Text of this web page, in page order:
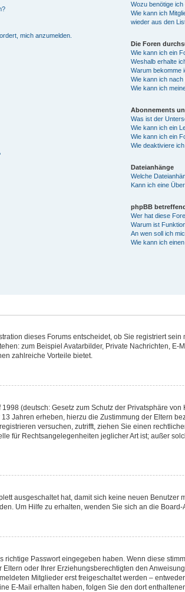
mich anzumelden.
Wozu benötige
Wie kann ich
wieder aus den
Die Foren
Wie kann ich ein
Weshalb erhalte
Warum bekomme
Wie kann ich
Wie kann ich
Abonnements
Was ist der
Wie kann ich ein
Wie kann ich ein
Wie deaktiviere
Dateianhänge
Welche
Kann ich eine
phpBB
Wer hat diese
Warum ist
An wen soll ich
Wie kann ich
dieses Forums entscheidet, ob Sie registriert
zum Beispiel Avatarbilder, Private Nachrichten,
zahlreiche Vorteile bietet.
(deutsch: Gesetz zum Schutz der Privatsphäre
Jahren erheben, hierzu die Zustimmung der Eltern
versuchen, zutrifft, ziehen Sie einen
für Rechtsangelegenheiten jeglicher Art ist; außer
ausgeschaltet hat, damit sich keine neuen
Um Hilfe zu erhalten, wenden Sie sich an die
Passwort eingegeben haben. Wenn diese
oder Ihrer Erziehungsberechtigten den
Mitglieder erst freigeschaltet werden –
E-Mail erhalten haben, folgen Sie den dort